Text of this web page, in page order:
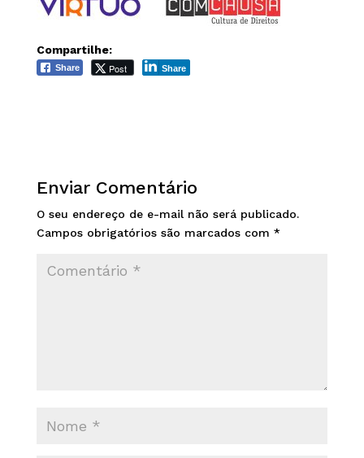
Compartilhe:
Share Post Share
Enviar Comentário
O seu endereço de e-mail não será publicado.
Campos obrigatórios são marcados com *